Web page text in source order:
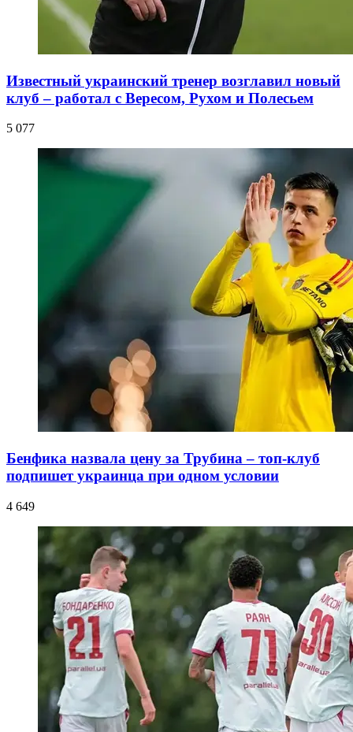
Известный украинский тренер возглавил новый
клуб – работал с Вересом, Рухом и Полесьем
5 077
Бенфика назвала цену за Трубина – топ-клуб
подпишет украинца при одном условии
4 649